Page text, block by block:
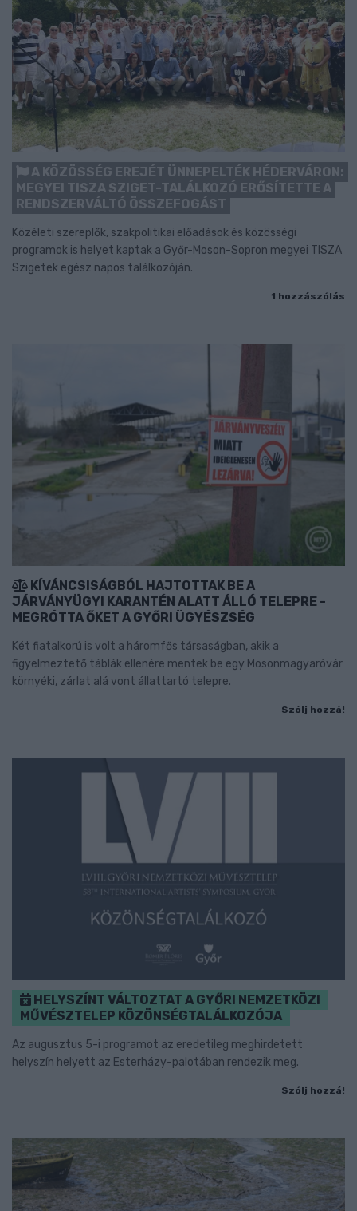
A KÖZÖSSÉG EREJÉT ÜNNEPELTÉK HÉDERVÁRON:
MEGYEI TISZA SZIGET-TALÁLKOZÓ ERŐSÍTETTE A
RENDSZERVÁLTÓ ÖSSZEFOGÁST
Közéleti szereplők, szakpolitikai előadások és közösségi
programok is helyet kaptak a Győr-Moson-Sopron megyei TISZA
Szigetek egész napos találkozóján.
1 hozzászólás
KÍVÁNCSISÁGBÓL HAJTOTTAK BE A
JÁRVÁNYÜGYI KARANTÉN ALATT ÁLLÓ TELEPRE -
MEGRÓTTA ŐKET A GYŐRI ÜGYÉSZSÉG
Két fiatalkorú is volt a háromfős társaságban, akik a
figyelmeztető táblák ellenére mentek be egy Mosonmagyaróvár
környéki, zárlat alá vont állattartó telepre.
Szólj hozzá!
HELYSZÍNT VÁLTOZTAT A GYŐRI NEMZETKÖZI
MŰVÉSZTELEP KÖZÖNSÉGTALÁLKOZÓJA
Az augusztus 5-i programot az eredetileg meghirdetett
helyszín helyett az Esterházy-palotában rendezik meg.
Szólj hozzá!